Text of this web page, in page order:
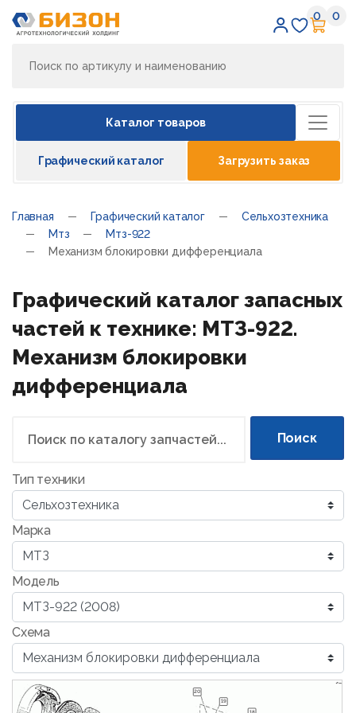
0 0
Каталог товаров
Графический каталог Загрузить заказ
Главная Графический каталог
Сельхозтехника
Мтз
Мтз-922
Механизм блокировки дифференциала
Графический каталог запасных
частей к технике: МТЗ-922.
Механизм блокировки
дифференциала
Поиск
Тип техники
Марка
Модель
Схема
19
20